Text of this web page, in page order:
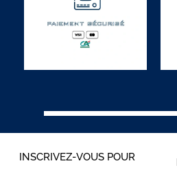
INSCRIVEZ-VOUS POUR